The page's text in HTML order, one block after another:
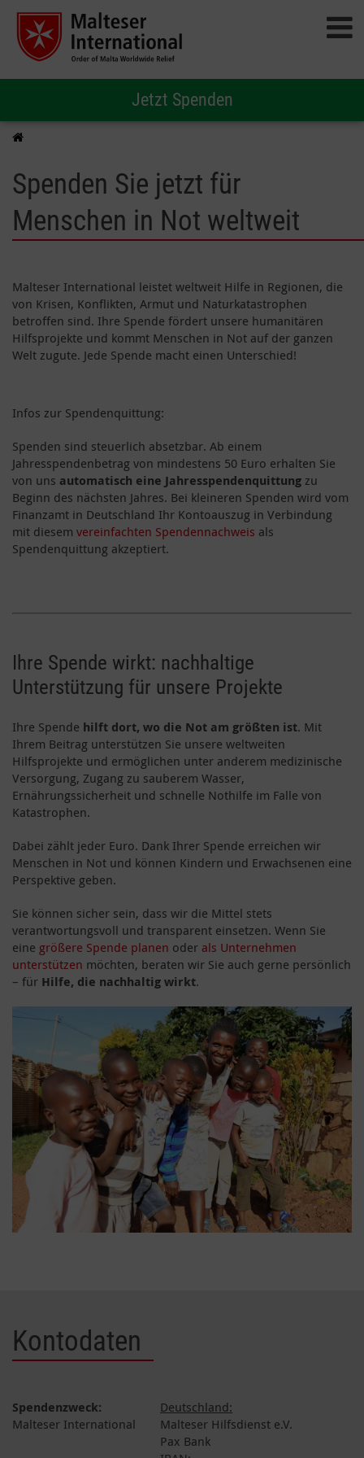
Jetzt Spenden
Spenden Sie jetzt für
Menschen in Not weltweit
Malteser International leistet weltweit Hilfe in Regionen, die
von Krisen, Konflikten, Armut und Naturkatastrophen
betroffen sind. Ihre Spende fördert unsere humanitären
Hilfsprojekte und kommt Menschen in Not auf der ganzen
Welt zugute. Jede Spende macht einen Unterschied!
Infos zur Spendenquittung:
Spenden sind steuerlich absetzbar. Ab einem
Jahresspendenbetrag von mindestens 50 Euro erhalten Sie
von uns automatisch eine Jahresspendenquittung zu
Beginn des nächsten Jahres. Bei kleineren Spenden wird vom
Finanzamt in Deutschland Ihr Kontoauszug in Verbindung
mit diesem vereinfachten Spendennachweis als
Spendenquittung akzeptiert.
Ihre Spende wirkt: nachhaltige
Unterstützung für unsere Projekte
Ihre Spende hilft dort, wo die Not am größten ist. Mit
Ihrem Beitrag unterstützen Sie unsere weltweiten
Hilfsprojekte und ermöglichen unter anderem medizinische
Versorgung, Zugang zu sauberem Wasser,
Ernährungssicherheit und schnelle Nothilfe im Falle von
Katastrophen.
Dabei zählt jeder Euro. Dank Ihrer Spende erreichen wir
Menschen in Not und können Kindern und Erwachsenen eine
Perspektive geben.
Sie können sicher sein, dass wir die Mittel stets
verantwortungsvoll und transparent einsetzen. Wenn Sie
eine größere Spende planen oder als Unternehmen
unterstützen möchten, beraten wir Sie auch gerne persönlich
– für Hilfe, die nachhaltig wirkt.
Kontodaten
Spendenzweck:
Malteser International
Deutschland:
Malteser Hilfsdienst e.V.
Pax Bank